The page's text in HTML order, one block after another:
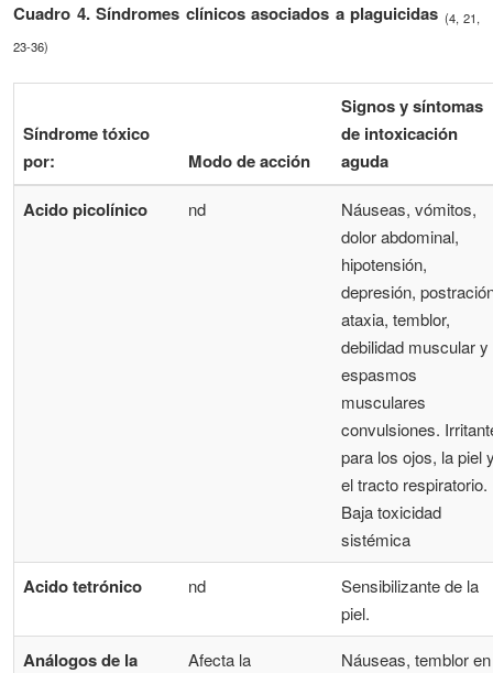
Cuadro 4. Síndromes clínicos asociados a plaguicidas (4, 21,
23-36)
Síndrome tóxico
por:
Modo de acción
Signos y síntomas
de intoxicación
aguda
Acido picolínico
nd
Náuseas, vómitos,
dolor abdominal,
hipotensión,
depresión,
ataxia, temblor,
debilidad muscular y
espasmos
musculares
convulsiones.
para los ojos, la piel
el tracto respiratorio.
Baja toxicidad
sistémica
Acido tetrónico nd
Sensibilizante de la
piel.
Análogos de la
Afecta la
Náuseas, temblor en